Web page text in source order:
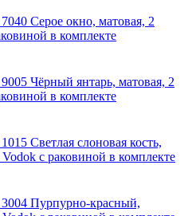
Серое окно, матовая, 2
в комплекте
Чёрный янтарь, матовая, 2
в комплекте
Светлая слоновая кость,
с раковиной в комплекте
Пурпурно-красный,